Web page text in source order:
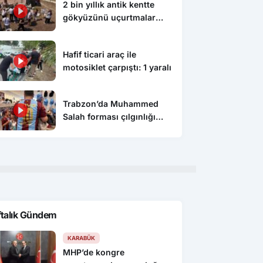
2 bin yıllık antik kentte
gökyüzünü uçurtmalar
Hafif ticari araç ile
motosiklet çarpıştı: 1 yaralı
Trabzon’da Muhammed
Salah forması çılgınlığı
Gündem
KARABÜK
MHP’de kongre